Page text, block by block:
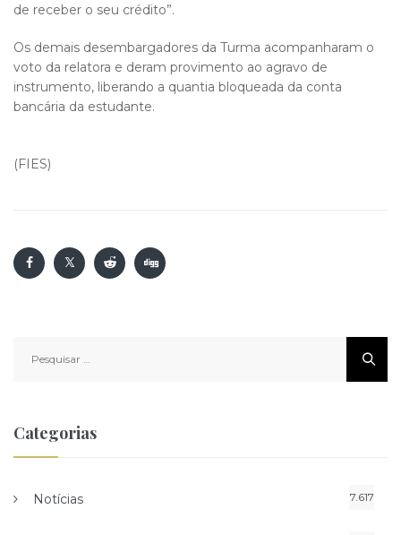
de receber o seu crédito”.
Os demais desembargadores da Turma acompanharam o
voto da relatora e deram provimento ao agravo de
instrumento, liberando a quantia bloqueada da conta
bancária da estudante.
(FIES)
por:
Categorias
Notícias 7.617